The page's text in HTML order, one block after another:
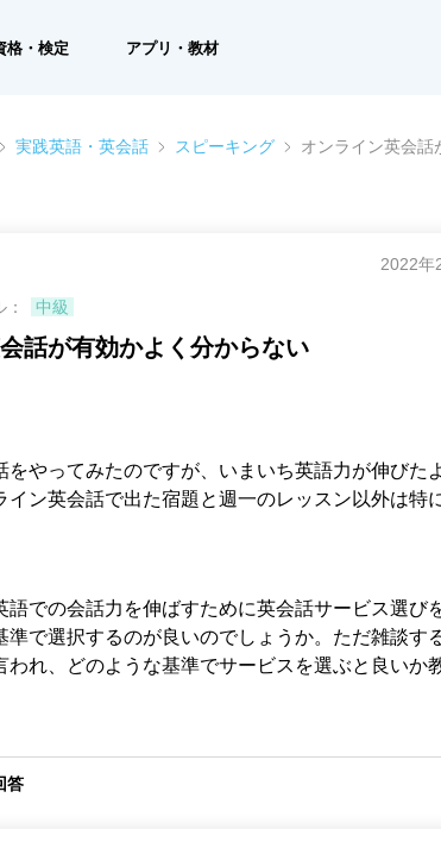
格・検定 アプリ・教材
実践英語・英会話 スピーキング オンライン英会話
2022年
中級
話が有効かよく分からない
をやってみたのですが、いまいち英語力が伸びた
イン英会話で出た宿題と週一のレッスン以外は特
語での会話力を伸ばすために英会話サービス選び
準で選択するのが良いのでしょうか。ただ雑談す
われ、どのような基準でサービスを選ぶと良いか
答